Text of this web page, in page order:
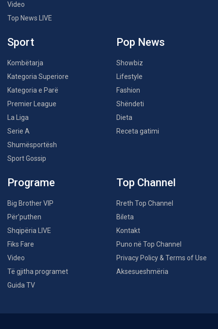
Video
Top News LIVE
Sport
Kombëtarja
Kategoria Superiore
Kategoria e Parë
Premier League
La Liga
Serie A
Shumësportësh
Sport Gossip
Pop News
Showbiz
Lifestyle
Fashion
Shëndeti
Dieta
Receta gatimi
Programe
Big Brother VIP
Për’puthen
Shqipëria LIVE
Fiks Fare
Video
Të gjitha programet
Guida TV
Top Channel
Rreth Top Channel
Bileta
Kontakt
Puno në Top Channel
Privacy Policy & Terms of Use
Aksesueshmëria